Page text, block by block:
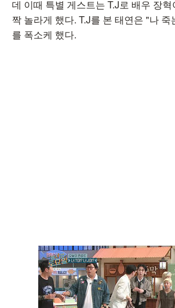
데 이때 특별 게스트는 T.J로 배우 장
짝 놀라게 했다. T.J를 본 태연은 "나
를 폭소케 했다.